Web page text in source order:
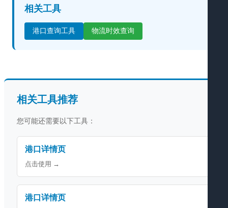
相关工具
港口查询工具 物流时效查询
相关工具推荐
您可能还需要以下工具：
港口详情页
点击使用 →
港口详情页